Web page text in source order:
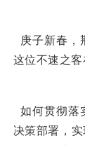
庚子新春，
这位不速之客
如何贯彻落
决策部署，